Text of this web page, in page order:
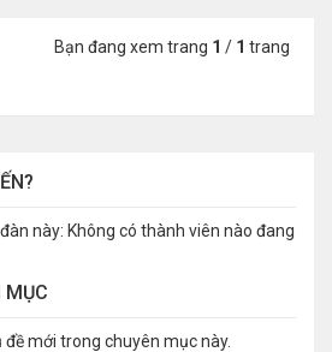
Bạn đang xem trang 1 / 1 trang
này: Không có thành viên nào đang
MỤC
đề mới trong chuyên mục này.